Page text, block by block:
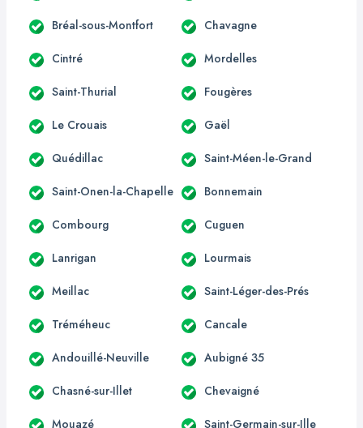
Bréal-sous-Montfort Chavagne
Cintré Mordelles
Saint-Thurial Fougères
Le Crouais Gaël
Quédillac Saint-Méen-le-Grand
Saint-Onen-la-Chapelle Bonnemain
Combourg Cuguen
Lanrigan Lourmais
Meillac Saint-Léger-des-Prés
Tréméheuc Cancale
Andouillé-Neuville Aubigné 35
Chasné-sur-Illet Chevaigné
Mouazé Saint-Germain-sur-Ille